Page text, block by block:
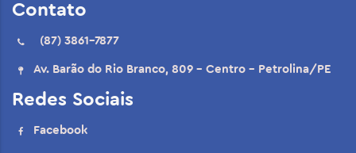
Contato
(87) 3861-7877
Av. Barão do Rio Branco, 809 - Centro - Petrolina/PE
Redes Sociais
Facebook